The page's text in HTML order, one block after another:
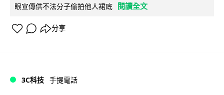
眼宣傳供不法分子偷拍他人裙底
閱讀全文
分享
3C科技 手提電話